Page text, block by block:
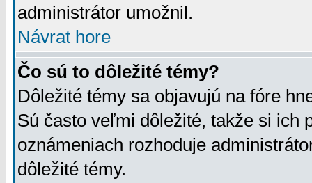
administrátor umožnil.
Návrat hore
Čo sú to dôležité témy?
Dôležité témy sa objavujú na fóre
Sú často veľmi dôležité, takže si ich
oznámeniach rozhoduje
dôležité témy.